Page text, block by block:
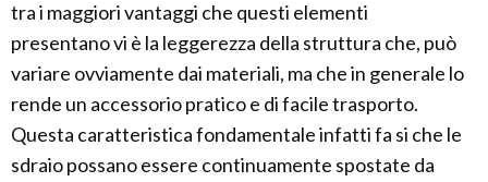
tra i maggiori vantaggi che questi elementi
presentano vi è la leggerezza della struttura che, può
variare ovviamente dai materiali, ma che in generale lo
rende un accessorio pratico e di facile trasporto.
Questa caratteristica fondamentale infatti fa si che le
sdraio possano essere continuamente spostate da